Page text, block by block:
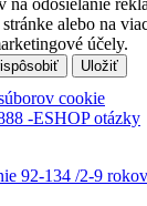
odosielanie
alebo na
účely.
Uložiť
cookie
-ESHOP otázky
92-134 /2-9